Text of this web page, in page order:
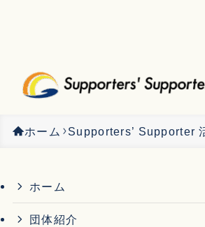
ホーム Supporters’ Supporter
ホーム
団体紹介